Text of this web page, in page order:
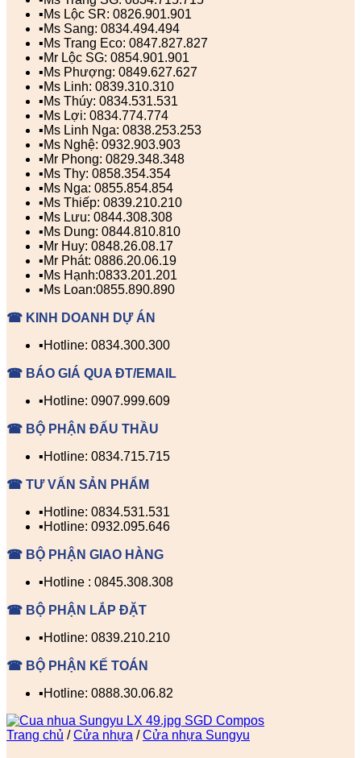
▪️Ms Lộc SR: 0826.901.901
▪️Ms Sang: 0834.494.494
▪️Ms Trang Eco: 0847.827.827
▪️Mr Lộc SG: 0854.901.901
▪️Ms Phượng: 0849.627.627
▪️Ms Linh: 0839.310.310
▪️Ms Thúy: 0834.531.531
▪️Ms Lợi: 0834.774.774
▪️Ms Linh Nga: 0838.253.253
▪️Ms Nghệ: 0932.903.903
▪️Mr Phong: 0829.348.348
▪️Ms Thy: 0858.354.354
▪️Ms Nga: 0855.854.854
▪️Ms Thiếp: 0839.210.210
▪️Ms Lưu: 0844.308.308
▪️Ms Dung: 0844.810.810
▪️Mr Huy: 0848.26.08.17
▪️Mr Phát: 0886.20.06.19
▪️Ms Hạnh:0833.201.201
▪️Ms Loan:0855.890.890
☎ KINH DOANH DỰ ÁN
▪️Hotline: 0834.300.300
☎ BÁO GIÁ QUA ĐT/EMAIL
▪️Hotline: 0907.999.609
☎ BỘ PHẬN ĐẤU THẦU
▪️Hotline: 0834.715.715
☎ TƯ VẤN SẢN PHẨM
▪️Hotline: 0834.531.531
▪️Hotline: 0932.095.646
☎ BỘ PHẬN GIAO HÀNG
▪️Hotline : 0845.308.308
☎ BỘ PHẬN LẮP ĐẶT
▪️Hotline: 0839.210.210
☎ BỘ PHẬN KẾ TOÁN
▪️Hotline: 0888.30.06.82
Trang chủ / Cửa nhựa / Cửa nhựa Sungyu